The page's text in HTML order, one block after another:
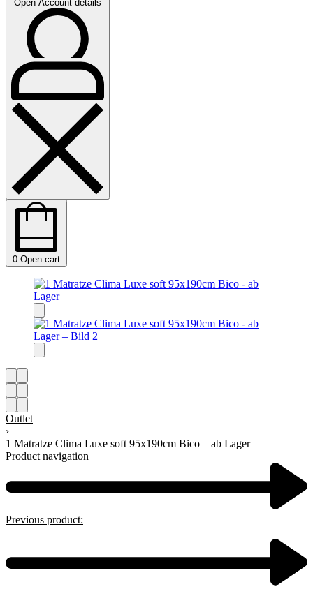
Open Account details
0 Open cart
Outlet
›
1 Matratze Clima Luxe soft 95x190cm Bico – ab Lager
Product navigation
Previous product: